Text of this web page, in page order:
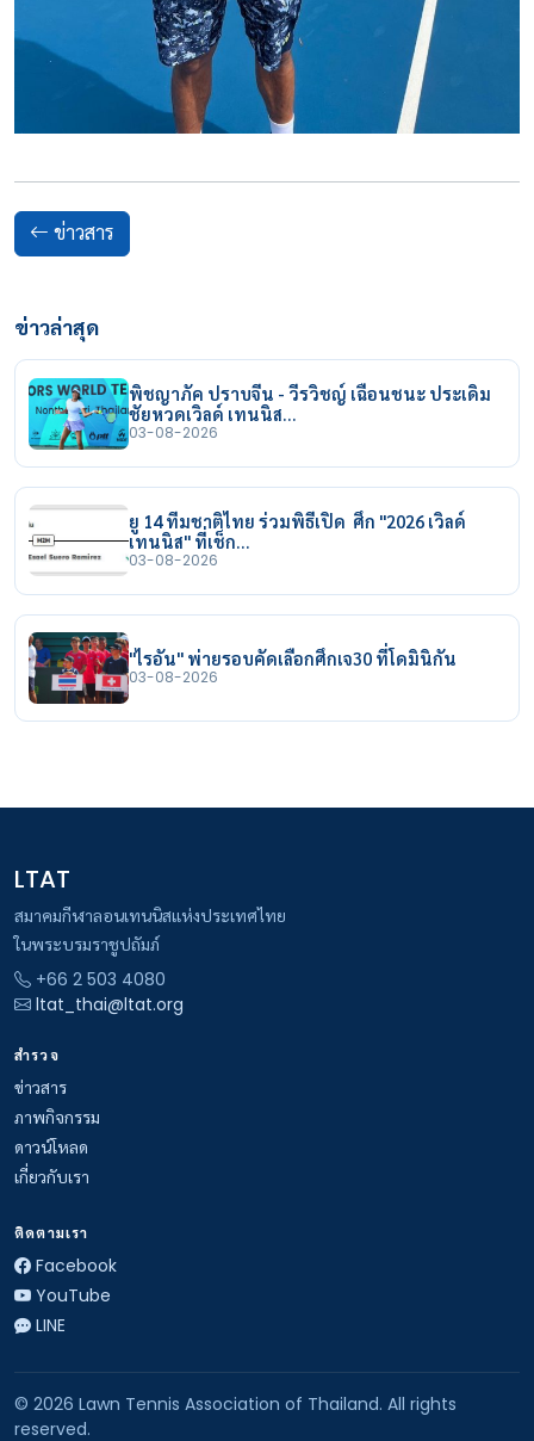
ข่าวสาร
ข่าวล่าสุด
พิชญาภัค ปราบจีน - วีรวิชญ์ เฉือนชนะ ประเดิม
ชัยหวดเวิลด์ เทนนิส…
03-08-2026
ยู 14 ทีมชาติไทย ร่วมพิธีเปิด ศึก "2026 เวิลด์
เทนนิส" ที่เช็ก…
03-08-2026
"ไรอัน" พ่ายรอบคัดเลือกศึกเจ30 ที่โดมินิกัน
03-08-2026
LTAT
สมาคมกีฬาลอนเทนนิสแห่งประเทศไทย
ในพระบรมราชูปถัมภ์
+66 2 503 4080
ltat_thai@ltat.org
สำรวจ
ข่าวสาร
ภาพกิจกรรม
ดาวน์โหลด
เกี่ยวกับเรา
ติดตามเรา
Facebook
YouTube
LINE
© 2026 Lawn Tennis Association of Thailand. All rights
reserved.